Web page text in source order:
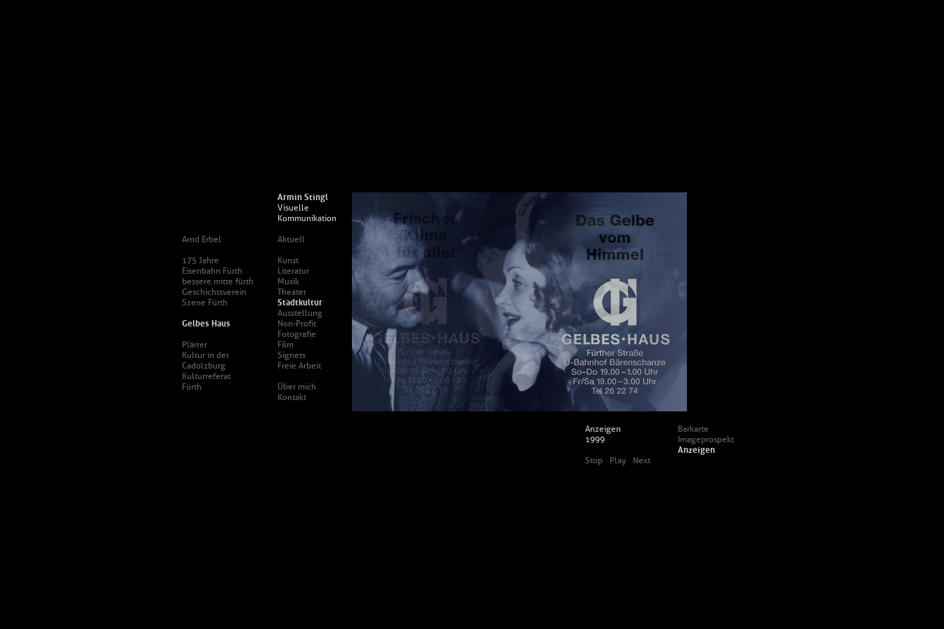
Armin Stingl
Visuelle
Kommunikation
Arnd Erbel
175 Jahre
Eisenbahn Fürth
bessere mitte fürth
Geschichtsverein
Szene Fürth
Gelbes Haus
Plärrer
Kultur in der
Cadolzburg
Kulturreferat
Fürth
Aktuell
Kunst
Literatur
Musik
Theater
Stadtkultur
Ausstellung
Non-Profit
Fotografie
Film
Signets
Freie Arbeit
Über mich
Kontakt
Anzeigen
1999
Stop Play Next
Barkarte
Imageprospekt
Anzeigen